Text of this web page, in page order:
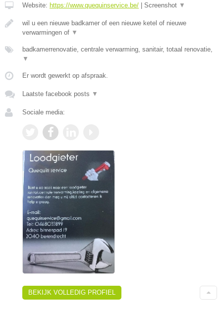
Website: https://www.quequinservice.be/ Screenshot ▼
wil u een nieuwe badkamer of een nieuwe ketel of nieuwe
verwarmingen of ▼
badkamerrenovatie, centrale verwarming, sanitair, totaal renovatie,
▼
Er wordt gewerkt op afspraak.
Laatste facebook posts ▼
Sociale media:
BEKIJK VOLLEDIG PROFIEL